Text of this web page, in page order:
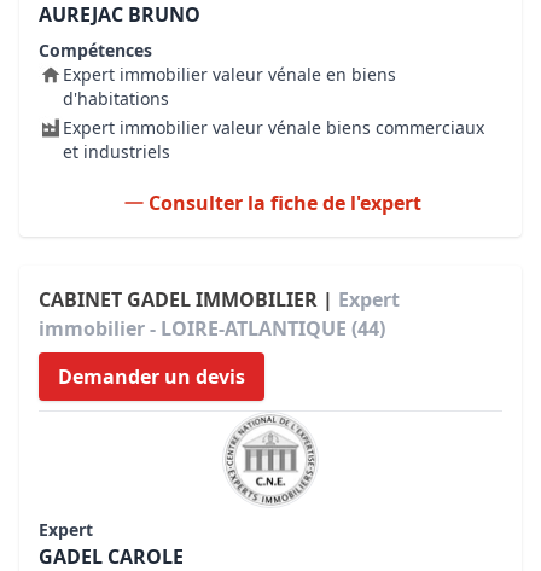
AUREJAC BRUNO
Compétences
Expert immobilier valeur vénale en biens
d'habitations
Expert immobilier valeur vénale biens commerciaux
et industriels
Consulter la fiche de l'expert
CABINET GADEL IMMOBILIER | Expert
immobilier - LOIRE-ATLANTIQUE (44)
Demander un devis
Expert
GADEL CAROLE